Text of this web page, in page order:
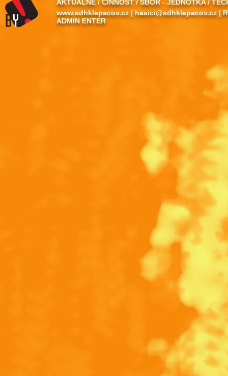
AKTUÁLNĚ /ČINNOST /SBOR - JEDNOTKA/
www.sdhklepacov.cz |hasici@sdhklepacov.cz |
ADMIN ENTER